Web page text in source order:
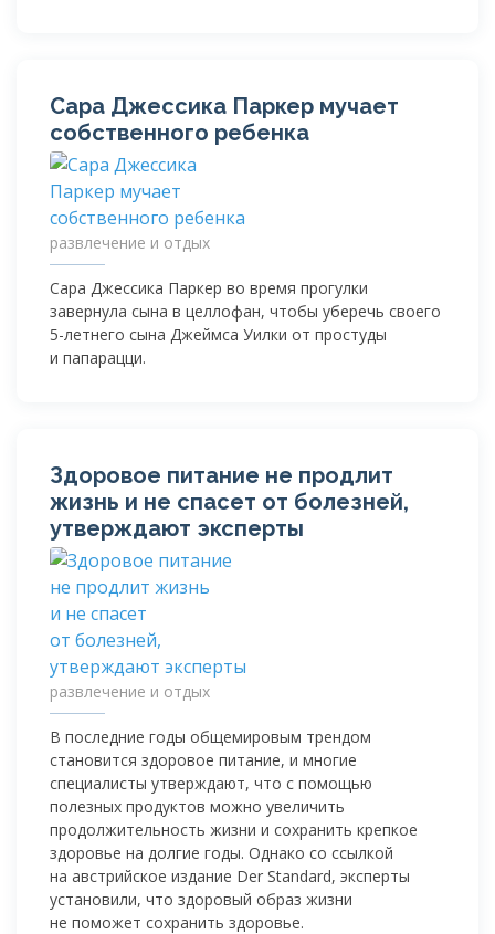
Сара Джессика Паркер мучает
собственного ребенка
развлечение и отдых
Сара Джессика Паркер во время прогулки
завернула сына в целлофан, чтобы уберечь своего
5-летнего сына Джеймса Уилки от простуды
и папарацци.
Здоровое питание не продлит
жизнь и не спасет от болезней,
утверждают эксперты
развлечение и отдых
В последние годы общемировым трендом
становится здоровое питание, и многие
специалисты утверждают, что с помощью
полезных продуктов можно увеличить
продолжительность жизни и сохранить крепкое
здоровье на долгие годы. Однако со ссылкой
на австрийское издание Der Standard, эксперты
установили, что здоровый образ жизни
не поможет сохранить здоровье.